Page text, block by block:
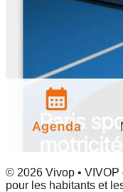
© 2026 Vivop •
pour les habitants et